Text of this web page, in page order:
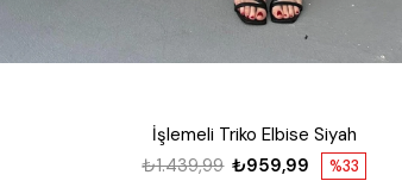
İşlemeli Triko Elbise Siyah
%33
₺959,99
₺1.439,99